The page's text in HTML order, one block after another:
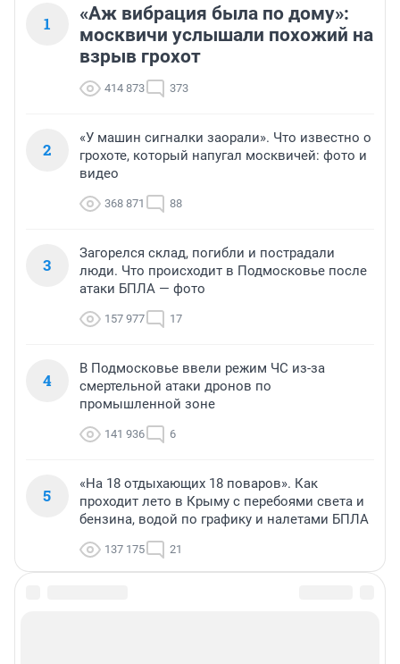
1
«Аж вибрация была по дому»:
москвичи услышали похожий на
взрыв грохот
414 873 373
2
«У машин сигналки заорали». Что известно о
грохоте, который напугал москвичей: фото и
видео
368 871 88
3
Загорелся склад, погибли и пострадали
люди. Что происходит в Подмосковье после
атаки БПЛА — фото
157 977 17
4
В Подмосковье ввели режим ЧС из-за
смертельной атаки дронов по
промышленной зоне
141 936 6
5
«На 18 отдыхающих 18 поваров». Как
проходит лето в Крыму с перебоями света и
бензина, водой по графику и налетами БПЛА
137 175 21